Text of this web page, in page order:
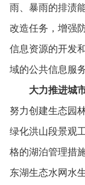
雨、 暴雨的排渍能
改造任务， 增强
信息资源的开发
域的公共信息服
大力推进城
努力创建生态园
绿化洪山段景观
格的湖泊管理措施
东湖生态水网水